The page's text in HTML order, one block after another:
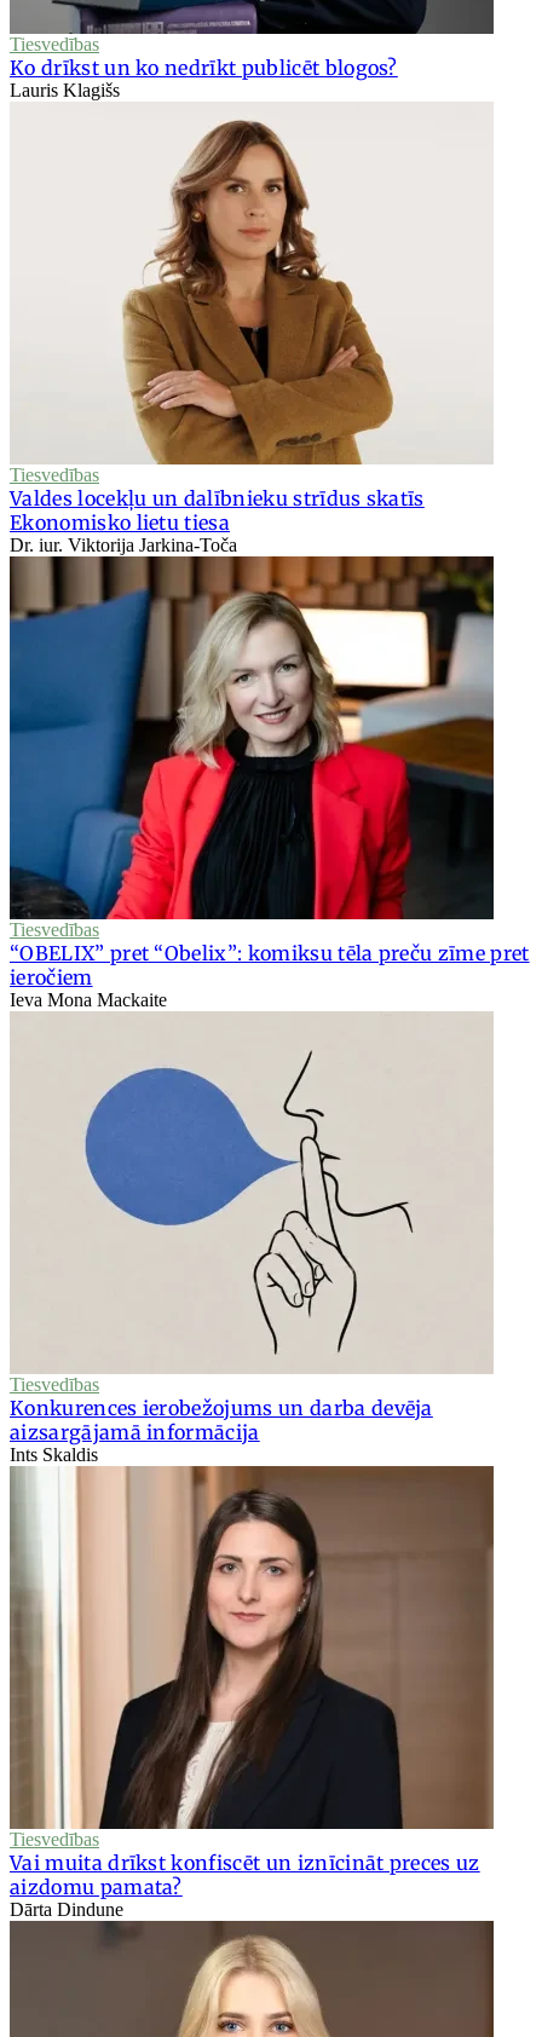
Tiesvedības
Ko drīkst un ko nedrīkt publicēt blogos?
Lauris Klagišs
Tiesvedības
Valdes locekļu un dalībnieku strīdus skatīs
Ekonomisko lietu tiesa
Dr. iur. Viktorija Jarkina-Toča
Tiesvedības
“OBELIX” pret “Obelix”: komiksu tēla preču zīme pret
ieročiem
Ieva Mona Mackaite
Tiesvedības
Konkurences ierobežojums un darba devēja
aizsargājamā informācija
Ints Skaldis
Tiesvedības
Vai muita drīkst konfiscēt un iznīcināt preces uz
aizdomu pamata?
Dārta Dindune